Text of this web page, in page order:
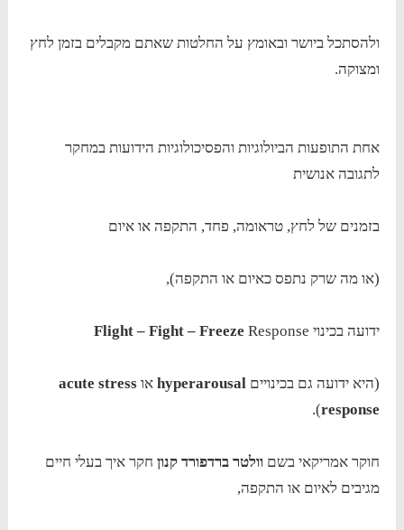
ולהסתכל ביושר ובאומץ על החלטות שאתם מקבלים בזמן לחץ
ומצוקה.
אחת התופעות הביולוגיות והפסיכולוגיות הידועות במחקר
לתגובה אנושית
בזמנים של לחץ, טראומה, פחד, התקפה או איום
(או מה שרק נתפס כאיום או התקפה),
ידועה בכינוי Flight – Fight – Freeze Response
(היא ידועה גם בכינויים hyperarousal אוacute stress
response
).
חוקר אמריקאי בשם וולטר ברדפורד קנון חקר איך בעלי חיים
מגיבים לאיום או התקפה,